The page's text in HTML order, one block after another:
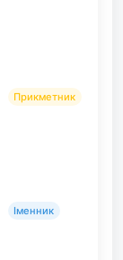
Прикметник
Іменник